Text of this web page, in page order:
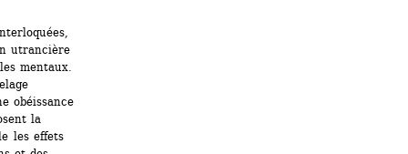
utrancière
mentaux.
obéissance
la
les effets